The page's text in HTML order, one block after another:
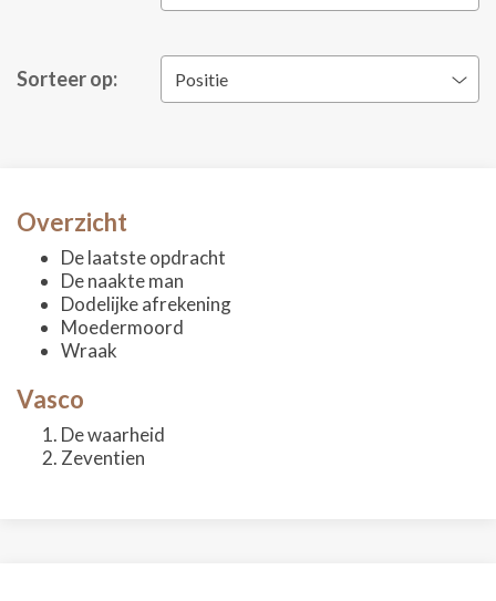
Sorteer op: Positie
Overzicht
De laatste opdracht
De naakte man
Dodelijke afrekening
Moedermoord
Wraak
Vasco
De waarheid
Zeventien